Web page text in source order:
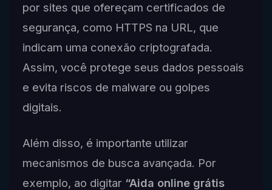
por sites que ofereçam certificados de
segurança, como HTTPS na URL, que
indicam uma conexão criptografada.
Assim, você protege seus dados pessoais
e evita riscos de malware ou golpes
digitais.
Além disso, é importante utilizar
mecanismos de busca avançada. Por
exemplo, ao digitar “Aida online grátis